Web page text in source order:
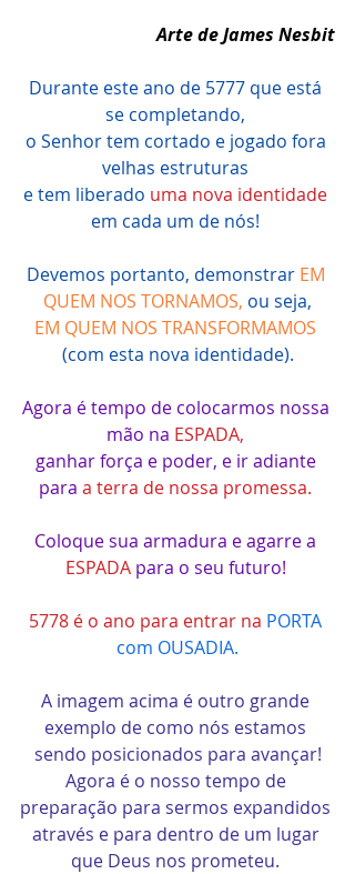
Arte de James Nesbit
Durante este ano de 5777 que está
se completando,
o Senhor tem cortado e jogado fora
velhas estruturas
e tem liberado uma nova identidade
em cada um de nós!
Devemos portanto, demonstrar EM
QUEM NOS TORNAMOS, ou seja,
EM QUEM NOS TRANSFORMAMOS
(com esta nova identidade).
Agora é tempo de colocarmos nossa
mão na ESPADA,
ganhar força e poder, e ir adiante
para a terra de nossa promessa.
Coloque sua armadura e agarre a
ESPADA para o seu futuro!
5778 é o ano para entrar na PORTA
com OUSADIA.
A imagem acima é outro grande
exemplo de como nós estamos
sendo posicionados para avançar!
Agora é o nosso tempo de
preparação para sermos expandidos
através e para dentro de um lugar
que Deus nos prometeu.